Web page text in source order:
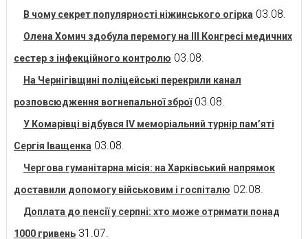
В чому секрет популярності ніжинського огірка 03.08.
Олена Хомич здобула перемогу на ІІІ Конгресі медичних
сестер з інфекційного контролю 03.08.
На Чернігівщині поліцейські перекрили канал
розповсюдження вогнепальної зброї 03.08.
У Комарівці відбувся IV меморіальний турнір пам’яті
Сергія Іващенка 03.08.
Чергова гуманітарна місія: на Харківський напрямок
доставили допомогу військовим і госпіталю 02.08.
Доплата до пенсії у серпні: хто може отримати понад
1000 гривень 31.07.